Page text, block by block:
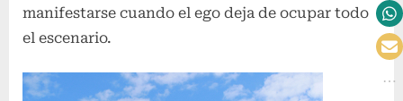
manifestarse cuando el ego deja de ocupar todo
el escenario.